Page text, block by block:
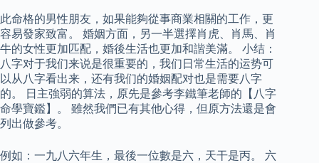
此命格的男性朋友，如果能夠從事商業相關的工作，更
容易發家致富。 婚姻方面，另一半選擇肖虎、肖馬、肖
牛的女性更加匹配，婚後生活也更加和諧美滿。 小结：
八字对于我们来说是很重要的，我们日常生活的运势可
以从八字看出来，还有我们的婚姻配对也是需要八字
的。 日主強弱的算法，原先是參考李鐵筆老師的【八字
命學寶鑑】。 雖然我們已有其他心得，但原方法還是會
列出做參考。
例如：一九八六年生，最後一位數是六，天干是丙。 六